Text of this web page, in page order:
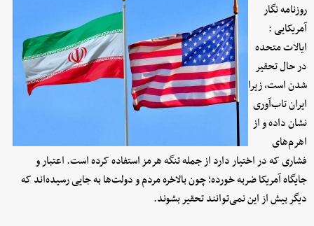
روزنامه نگار
آمریکایی :
ایالات متحده
در حال تحقیر
شدن است، زیرا
ایران تاب‌آوری
نشان داده و از
اهرم‌های
فشاری که در اختیار دارد از جمله تنگه هرمز استفاده کرده است. اعتبار و
جایگاه آمریکا ضربه خورده؛ چون بالاخره مردم و دولت‌ها به جایی رسیده‌اند که
دیگر بیش از این نمی‌توانند تحقیر بشوند.